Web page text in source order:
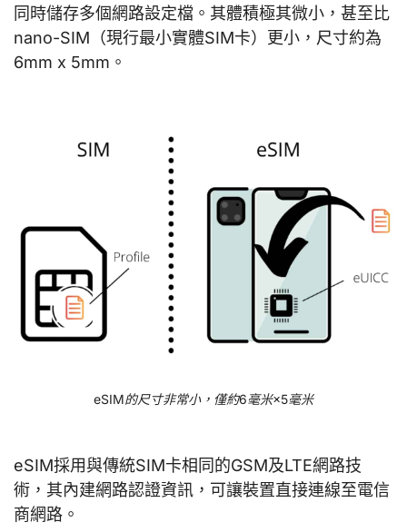
同時儲存多個網路設定檔。其體積極其微小，甚至比
nano-SIM（現行最小實體SIM卡）更小，尺寸約為
6mm x 5mm。
eSIM的尺寸非常小，僅約6毫米×5毫米
eSIM採用與傳統SIM卡相同的GSM及LTE網路技
術，其內建網路認證資訊，可讓裝置直接連線至電信
商網路。